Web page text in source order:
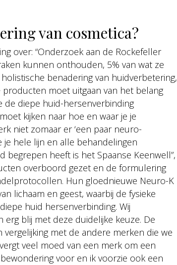
van cosmetica?
over: “Onderzoek aan de Rockefeller
kunnen onthouden, 5% van wat ze
benadering van huidverbetering,
moet uitgaan van het belang
diepe huid-hersenverbinding
kijken naar hoe en waar je je
niet zomaar er ‘een paar neuro-
je hele lijn en alle behandelingen
heeft is het Spaanse Keenwell”,
overboord gezet en de formulering
Hun gloednieuwe Neuro-K
lichaam en geest, waarbij de fysieke
huid hersenverbinding. Wij
blij met deze duidelijke keuze. De
met de andere merken die we
veel moed van een merk om een
voor en ik voorzie ook een